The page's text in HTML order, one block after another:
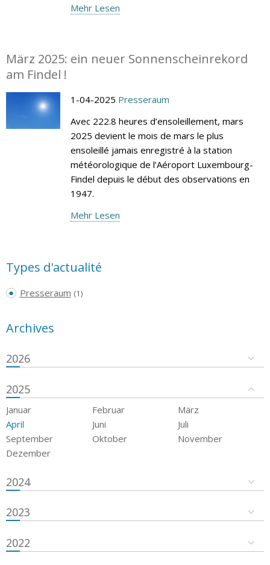
Mehr Lesen
März 2025: ein neuer Sonnenscheinrekord
am Findel !
1-04-2025 Presseraum
Avec 222.8 heures d’ensoleillement, mars
2025 devient le mois de mars le plus
ensoleillé jamais enregistré à la station
météorologique de l’Aéroport Luxembourg-
Findel depuis le début des observations en
1947.
Mehr Lesen
Types d'actualité
Presseraum (1)
Archives
2026
2025
Januar Februar
März
April
Juni
Juli
September
Oktober
November
Dezember
2024
2023
2022